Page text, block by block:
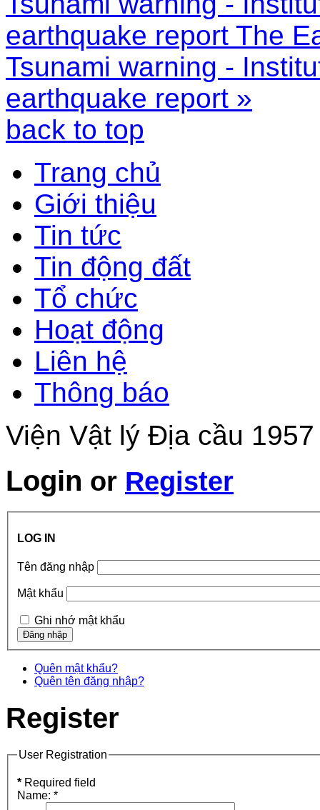
earthquake report The
Tsunami warning -
earthquake report »
back to top
Trang chủ
Giới thiệu
Tin tức
Tin động đất
Tổ chức
Hoạt động
Liên hệ
Thông báo
Viện Vật lý Địa cầu
Login or Register
LOG IN
Tên đăng nhập
Mật khẩu
Ghi nhớ mật khẩu
Quên mật khẩu?
Quên tên đăng nhập?
Register
User Registration
* Required field
Name: *